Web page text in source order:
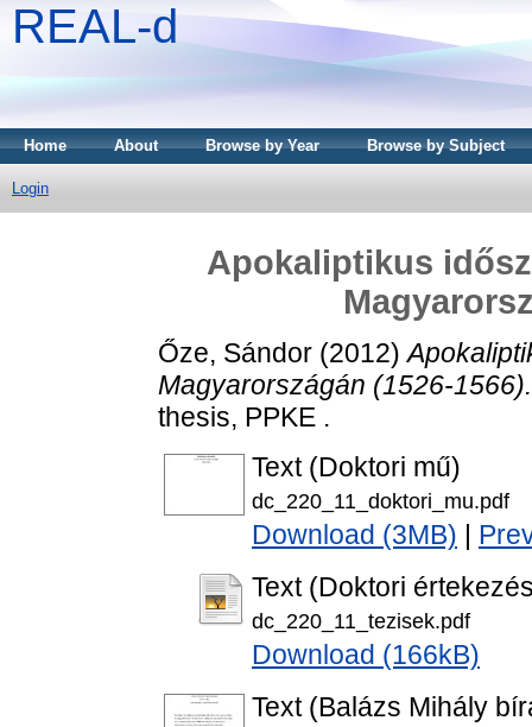
REAL-d
Home About Browse by Year Browse by Subject
Login
Apokaliptikus
Őze, Sándor (2012)
Magyarországán (1526-1566).
thesis, PPKE .
Text (Doktori mű)
dc_220_11_doktori_mu.pdf
Download (3MB)
Text (Doktori
dc_220_11_tezisek.pdf
Download (166kB)
Text (Balázs Mihály